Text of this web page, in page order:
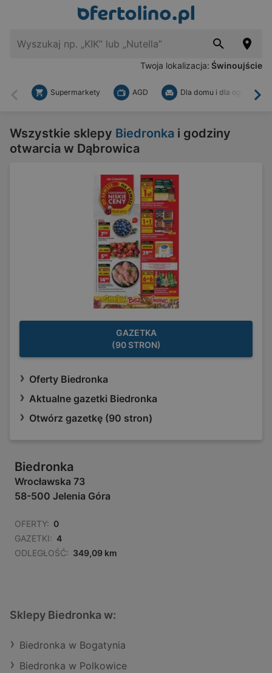
Twoja lokalizacja: Świnoujście
Wstecz
Supermarkety AGD Dla domu i dla ogrodu
Wszystkie sklepy Biedronka i godziny
otwarcia w Dąbrowica
GAZETKA
(90 STRON)
Oferty Biedronka
Aktualne gazetki Biedronka
Otwórz gazetkę (90 stron)
Biedronka
Wrocławska 73
58-500 Jelenia Góra
OFERTY: 0
GAZETKI: 4
ODLEGŁOŚĆ: 349,09 km
Sklepy Biedronka w:
Biedronka w Bogatynia
Biedronka w Polkowice